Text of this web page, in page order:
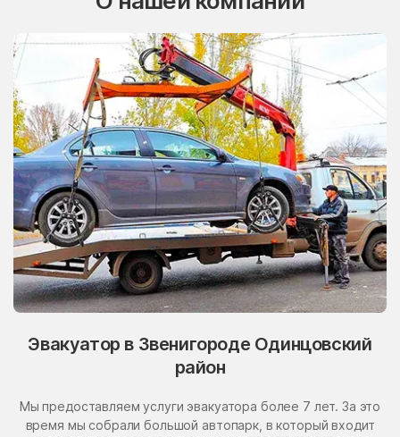
Эвакуатор в Звенигороде Одинцовский
район
Мы предоставляем услуги эвакуатора более 7 лет. За это
время мы собрали большой автопарк, в который входит